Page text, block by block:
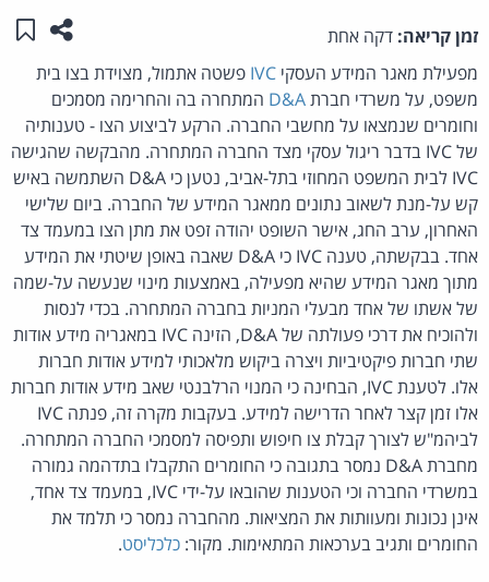
זמן קריאה: דקה אחת שתפו
מפעילת מאגר המידע העסקי IVC פשטה אתמול, מצוידת בצו בית
משפט, על משרדי חברתD&A המתחרה בה והחרימה מסמכים
וחומרים שנמצאו על מחשבי החברה. הרקע לביצוע הצו - טענותיה
של IVC בדבר ריגול עסקי מצד החברה המתחרה. מהבקשה שהגישה
IVC לבית המשפט המחוזי בתל-אביב, נטען כי D&A השתמשה באיש
קש על-מנת לשאוב נתונים ממאגר המידע של החברה. ביום שלישי
האחרון, ערב החג, אישר השופט יהודה זפט את מתן הצו במעמד צד
אחד. בבקשתה, טענה IVC כי D&A שאבה באופן שיטתי את המידע
מתוך מאגר המידע שהיא מפעילה, באמצעות מינוי שנעשה על-שמה
של אשתו של אחד מבעלי המניות בחברה המתחרה. בכדי לנסות
ולהוכיח את דרכי פעולתה של D&A, הזינה IVC במאגריה מידע אודות
שתי חברות פיקטיביות ויצרה ביקוש מלאכותי למידע אודות חברות
אלו. לטענת IVC, הבחינה כי המנוי הרלבנטי שאב מידע אודות חברות
אלו זמן קצר לאחר הדרישה למידע. בעקבות מקרה זה, פנתה IVC
לביהמ"ש לצורך קבלת צו חיפוש ותפיסה למסמכי החברה המתחרה.
מחברת D&A נמסר בתגובה כי החומרים התקבלו בתדהמה גמורה
במשרדי החברה וכי הטענות שהובאו על-ידי IVC, במעמד צד אחד,
אינן נכונות ומעוותות את המציאות. מהחברה נמסר כי תלמד את
החומרים ותגיב בערכאות המתאימות. מקור: כלכליסט.